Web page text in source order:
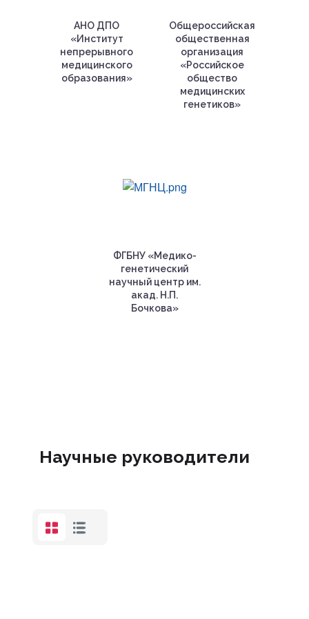
АНО ДПО
«Институт
непрерывного
медицинского
образования»
Общероссийская
общественная
организация
«Российское
общество
медицинских
генетиков»
ФГБНУ «Медико-
генетический
научный центр им.
акад. Н.П.
Бочкова»
Научные руководители